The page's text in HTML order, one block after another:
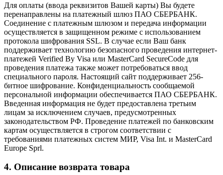
Для оплаты (ввода реквизитов Вашей карты) Вы будете
перенаправлены на платежный шлюз ПАО СБЕРБАНК.
Соединение с платежным шлюзом и передача информации
осуществляется в защищенном режиме с использованием
протокола шифрования SSL. В случае если Ваш банк
поддерживает технологию безопасного проведения интернет-
платежей Verified By Visa или MasterCard SecureCode для
проведения платежа также может потребоваться ввод
специального пароля. Настоящий сайт поддерживает 256-
битное шифрование. Конфиденциальность сообщаемой
персональной информации обеспечивается ПАО СБЕРБАНК.
Введенная информация не будет предоставлена третьим
лицам за исключением случаев, предусмотренных
законодательством РФ. Проведение платежей по банковским
картам осуществляется в строгом соответствии с
требованиями платежных систем МИР, Visa Int. и MasterCard
Europe Sprl.
4. Описание возврата товара